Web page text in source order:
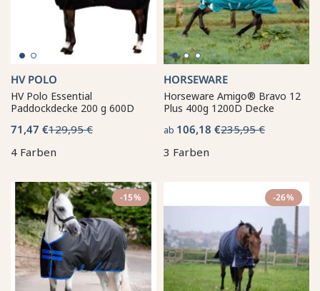
HV POLO
HV Polo Essential
Paddockdecke 200 g 600D
71,47 €129,95 €
4 Farben
HORSEWARE
Horseware Amigo® Bravo 12
Plus 400g 1200D Decke
ab 106,18 €235,95 €
3 Farben
-15% -26%